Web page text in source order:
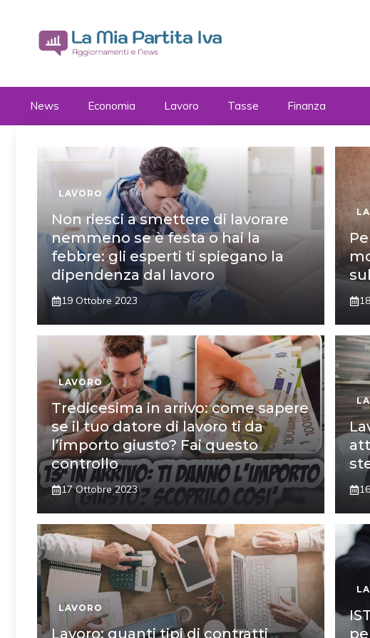
contenuto
News Economia Lavoro Tasse Finanza
LAVORO
Non riesci a smettere di lavorare
nemmeno se è festa o hai la
febbre: gli esperti ti spiegano la
dipendenza dal lavoro
19 Ottobre 2023
LAVORO
Tredicesima in arrivo: come sapere
se il tuo datore di lavoro ti da
l’importo giusto? Fai questo
controllo
17 Ottobre 2023
LAVORO
Lavoro: quanti tipi di contratti